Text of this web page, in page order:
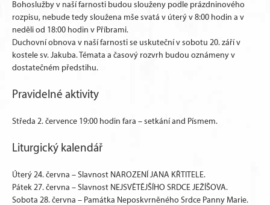
Bohoslužby v naší farnosti budou slouženy podle prázdninového
rozpisu, nebude tedy sloužena mše svatá v úterý v 8:00 hodin a v
neděli od 18:00 hodin v Příbrami.
Duchovní obnova v naší farnosti se uskuteční v sobotu 20. září v
kostele sv. Jakuba. Témata a časový rozvrh budou oznámeny v
dostatečném předstihu.
Pravidelné aktivity
Středa 2. července 19:00 hodin fara – setkání and Písmem.
Liturgický kalendář
Úterý 24. června – Slavnost NAROZENÍ JANA KŘTITELE.
Pátek 27. června – Slavnost NEJSVĚTĚJŠÍHO SRDCE JEŽÍŠOVA.
Sobota 28. června – Památka Neposkvrněného Srdce Panny Marie.